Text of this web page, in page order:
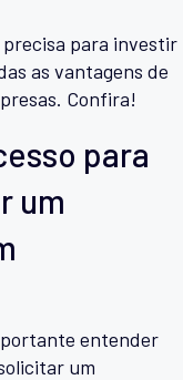
precisa para investir
as vantagens de
Confira!
para
um
entender
um